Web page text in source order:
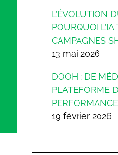
L’ÉVOLUTION
POURQUOI
CAMPAGNES
13 mai 2026
DOOH : DE
PLATEFORME
19 février 2026